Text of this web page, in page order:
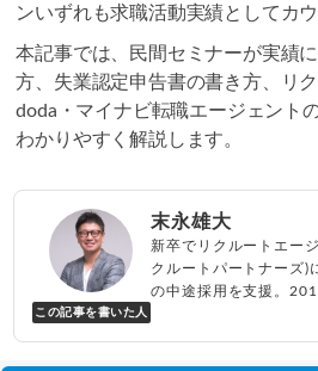
ンいずれも求職活動実績としてカ
本記事では、民間セミナーが実績
方、失業認定申告書の書き方、リ
doda・マイナビ転職エージェント
わかりやすく解説します。
この記事を書いた人
末永雄大
新卒でリクルートエー
クルートパートナーズ)
の中途採用を支援。